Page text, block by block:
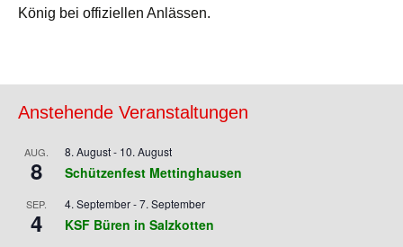
König bei offiziellen Anlässen.
Anstehende Veranstaltungen
AUG.
8
8. August- 10. August
Schützenfest Mettinghausen
SEP.
4
4. September-7. September
KSF Büren in Salzkotten